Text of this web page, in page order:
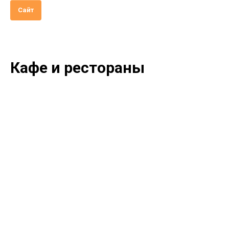
Сайт
Кафе и рестораны